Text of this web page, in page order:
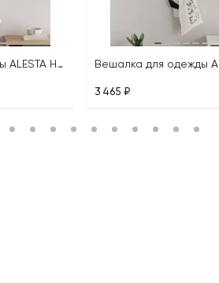
Вешалка для одежды ALESTA HANGER
3 465 ₽